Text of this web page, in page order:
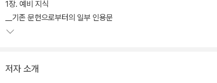
1장. 예비 지식
__기존 문헌으로부터의 일부 인용문
저자 소개